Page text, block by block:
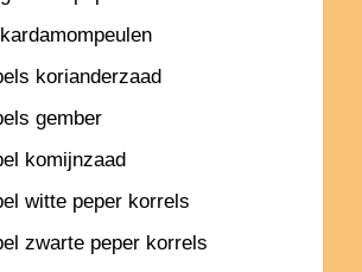
korianderzaad
gember
komijnzaad
witte peper korrels
zwarte peper korrels